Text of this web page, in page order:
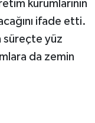
kurumlarının
ifade etti.
süreçte yüz
da zemin